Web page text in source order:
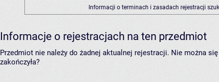
Informacji o terminach i zasadach rejestracji
Informacje o rejestracjach na ten przedmiot
Przedmiot nie należy do żadnej aktualnej rejestracji. Nie można
zakończyła?